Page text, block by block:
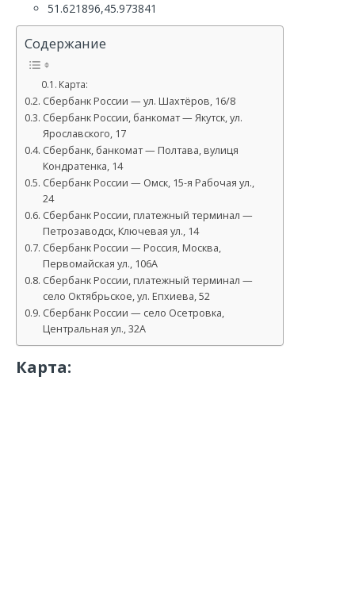
51.621896,45.973841
Содержание
Карта:
Сбербанк России — ул. Шахтёров, 16/8
Сбербанк России, банкомат — Якутск, ул.
Ярославского, 17
Сбербанк, банкомат — Полтава, вулиця
Кондратенка, 14
Сбербанк России — Омск, 15-я Рабочая ул.,
24
Сбербанк России, платежный терминал —
Петрозаводск, Ключевая ул., 14
Сбербанк России — Россия, Москва,
Первомайская ул., 106А
Сбербанк России, платежный терминал —
село Октябрьское, ул. Епхиева, 52
Сбербанк России — село Осетровка,
Центральная ул., 32А
Карта: